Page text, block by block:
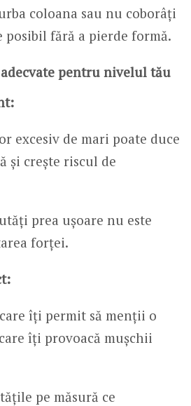
coloana sau nu coborâți
posibil fără a pierde formă.
pentru nivelul tău
excesiv de mari poate duce
și crește riscul de
prea ușoare nu este
forței.
îți permit să menții o
îți provoacă mușchii
pe măsură ce